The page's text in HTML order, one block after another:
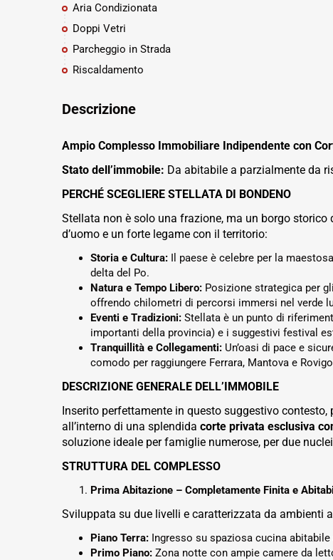
Aria Condizionata
Doppi Vetri
Parcheggio in Strada
Riscaldamento
Descrizione
Ampio Complesso Immobiliare Indipendente con
Stato dell’immobile: Da abitabile a parzialmente da
PERCHÉ SCEGLIERE STELLATA DI BONDENO
Stellata non è solo una frazione, ma un borgo
d’uomo e un forte legame con il territorio:
Storia e Cultura: Il paese è celebre per la maestosa
delta del Po.
Natura e Tempo Libero: Posizione strategica per
offrendo chilometri di percorsi immersi nel verde
Eventi e Tradizioni: Stellata è un punto di
importanti della provincia) e i suggestivi festival
Tranquillità e Collegamenti: Un’oasi di pace e
comodo per raggiungere Ferrara, Mantova e
DESCRIZIONE GENERALE DELL’IMMOBILE
Inserito perfettamente in questo suggestivo
all’interno di una splendida corte privata esclusiva
soluzione ideale per famiglie numerose, per due
STRUTTURA DEL COMPLESSO
Prima Abitazione – Completamente Finita e
Sviluppata su due livelli e caratterizzata da ambienti
Piano Terra: Ingresso su spaziosa cucina
Primo Piano: Zona notte con ampie camere da